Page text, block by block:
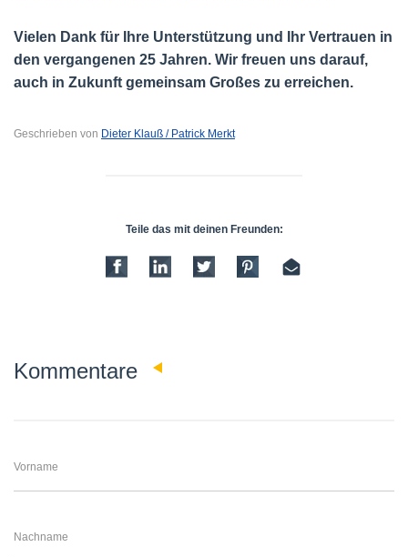
Vielen Dank für Ihre Unterstützung und Ihr Vertrauen in
den vergangenen 25 Jahren. Wir freuen uns darauf,
auch in Zukunft gemeinsam Großes zu erreichen.
Geschrieben von Dieter Klauß / Patrick Merkt
Teile das mit deinen Freunden:
Kommentare
Vorname
Nachname